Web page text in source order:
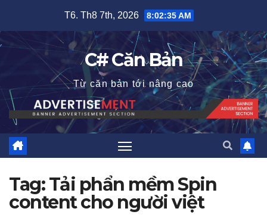
content
T6. Th8 7th, 2026 8:02:36 AM
C# Căn Bản
Từ căn bản tới nâng cao
Tag:Tải phẩn mềm Spin
content cho người việt